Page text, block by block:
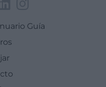
Guía